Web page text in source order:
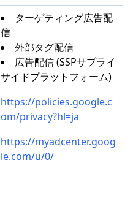
ターゲティング広告配
信
外部タグ配信
広告配信 (SSPサプライ
サイドプラットフォーム)
https://policies.google.c
om/privacy?hl=ja
https://myadcenter.goog
le.com/u/0/